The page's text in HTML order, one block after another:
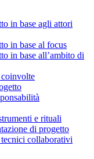
in base agli attori
in base al focus
in base all’ambito di
e rituali
di progetto
collaborativi